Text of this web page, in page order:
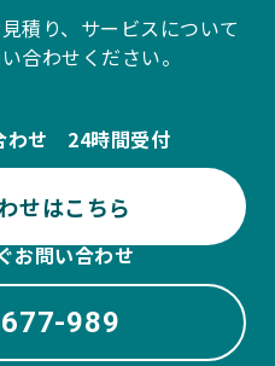
積り、サービスについて
合わせください。
わせ 24時間受付
せはこちら
お問い合わせ
989